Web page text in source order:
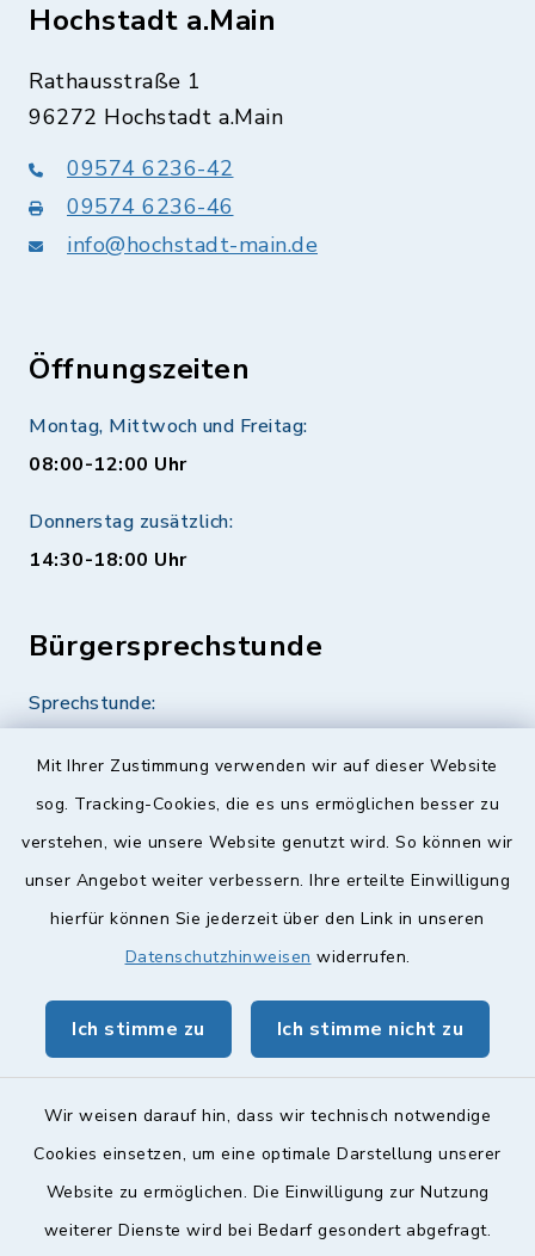
Mit Ihrer Zustimmung verwenden wir auf dieser Website
sog. Tracking-Cookies, die es uns ermöglichen besser zu
verstehen, wie unsere Website genutzt wird. So können wir
unser Angebot weiter verbessern. Ihre erteilte Einwilligung
hierfür können Sie jederzeit über den Link in unseren
Datenschutzhinweisen widerrufen.
Ich stimme zu Ich stimme nicht zu
Wir weisen darauf hin, dass wir technisch notwendige
Cookies einsetzen, um eine optimale Darstellung unserer
Website zu ermöglichen. Die Einwilligung zur Nutzung
weiterer Dienste wird bei Bedarf gesondert abgefragt.
Hochstadt a.Main
Rathausstraße 1
96272 Hochstadt a.Main
09574 6236-42
09574 6236-46
info@hochstadt-main.de
Öffnungszeiten
Montag, Mittwoch und Freitag:
08:00-12:00 Uhr
Donnerstag zusätzlich:
14:30-18:00 Uhr
Bürgersprechstunde
Sprechstunde:
Quicklinks
Landkreis Lichtenfels
geoPortal Lichtenfels